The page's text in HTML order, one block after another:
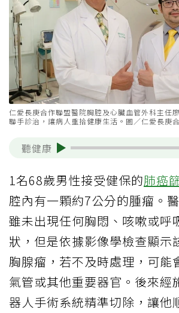
仁愛長庚合作聯盟醫院胸腔及心臟血管外科主任
聯手診治，讓病人重拾健康生活。圖／仁愛長庚
聽健康
1名68歲男性接受健保的肺癌
腔內有一顆約7公分的腫瘤。
雖未出現任何胸悶、咳嗽或呼
狀，但是依據影像學檢查顯示
胸腺瘤，若不及時處理，可能
氣管或其他重要器官。後來經
器人手術系統精準切除，讓他